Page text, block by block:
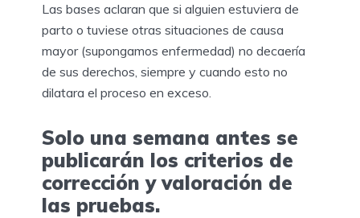
Las bases aclaran que si alguien estuviera de
parto o tuviese otras situaciones de causa
mayor (supongamos enfermedad) no decaería
de sus derechos, siempre y cuando esto no
dilatara el proceso en exceso.
Solo una semana antes se
publicarán los criterios de
corrección y valoración de
las pruebas.